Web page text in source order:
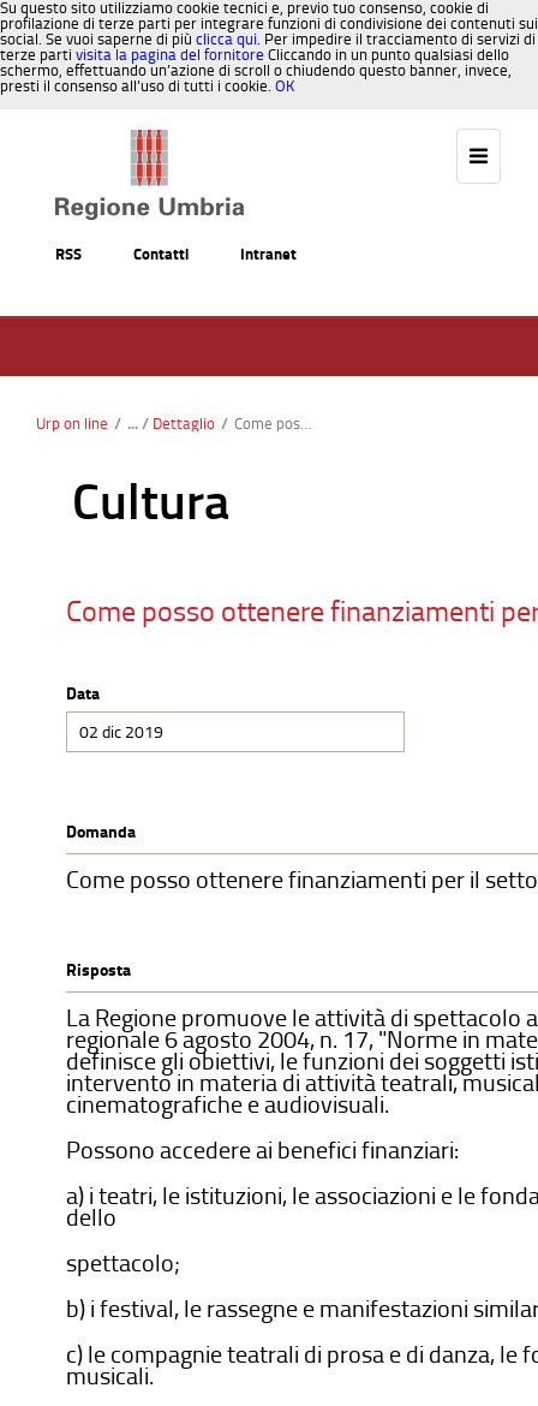
Su questo sito utilizziamo cookie tecnici e, previo tuo consenso, cookie di
profilazione di terze parti per integrare funzioni di condivisione dei contenuti sui
social. Se vuoi saperne di più clicca qui. Per impedire il tracciamento di servizi di
terze parti visita la pagina del fornitore Cliccando in un punto qualsiasi dello
schermo, effettuando un’azione di scroll o chiudendo questo banner, invece,
presti il consenso all’uso di tutti i cookie. OK
RSS Contatti Intranet
Urp on line / Dettaglio / Come posso ottenere finanziamenti per il settore spettacolo?
Cultura
Come posso ottenere finanziamenti
Data
02 dic 2019
Domanda
Come posso ottenere finanziamenti per il
Risposta
La Regione promuove le attività di spettacolo
regionale 6 agosto 2004, n. 17, "Norme in
definisce gli obiettivi, le funzioni dei soggetti
intervento in materia di attività teatrali,
cinematografiche e audiovisuali.
Possono accedere ai benefici finanziari:
a) i teatri, le istituzioni, le associazioni e le
dello
spettacolo;
b) i festival, le rassegne e manifestazioni
c) le compagnie teatrali di prosa e di danza, le
musicali.